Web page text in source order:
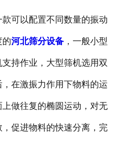
款可以配置不同数量的振动
的河北筛分设备，一般小型
持作业，大型筛机选用双
在激振力作用下物料的运
做往复的椭圆运动，对无
促进物料的快速分离，完